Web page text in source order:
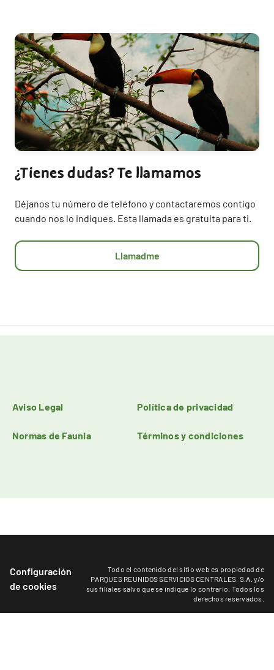
¿Tienes dudas? Te llamamos
Déjanos tu número de teléfono y contactaremos contigo
cuando nos lo indiques. Esta llamada es gratuita para ti.
Llamadme
Aviso Legal Política de privacidad
Normas de Faunia Términos y condiciones
Configuración
de cookies
Todo el contenido del sitio web es propiedad de
PARQUES REUNIDOS SERVICIOS CENTRALES, S.A. y/o
sus filiales salvo que se indique lo contrario. Todos los
derechos reservados.